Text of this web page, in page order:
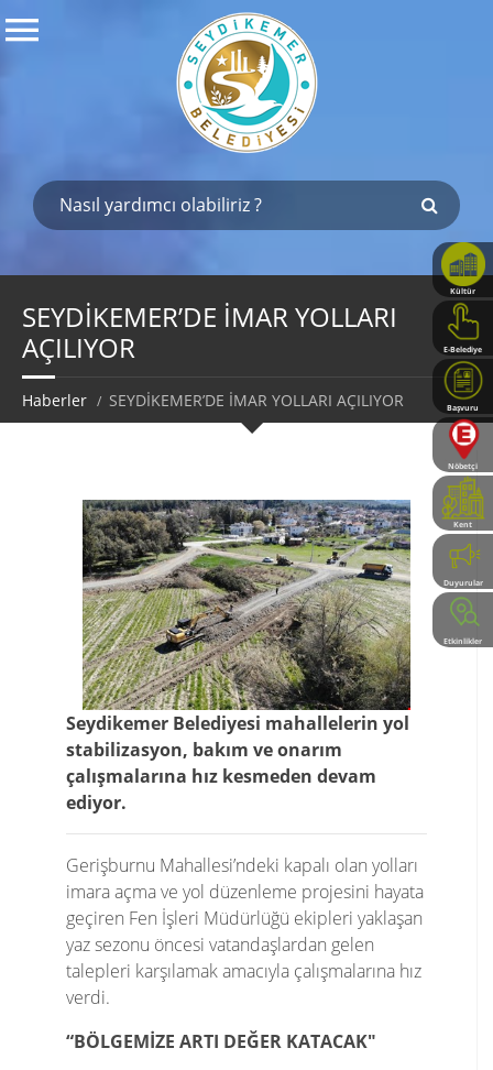
Kültür
Haritası
E-Belediye
Başvuru
Rehberi
Nöbetçi
Eczaneler
Kent
Rehberi
Duyurular
Etkinlikler
SEYDİKEMER’DE İMAR YOLLARI
AÇILIYOR
Haberler SEYDİKEMER’DE İMAR YOLLARI AÇILIYOR
Seydikemer Belediyesi mahallelerin yol
stabilizasyon, bakım ve onarım
çalışmalarına hız kesmeden devam
ediyor.
Gerişburnu Mahallesi’ndeki kapalı olan yolları
imara açma ve yol düzenleme projesini hayata
geçiren Fen İşleri Müdürlüğü ekipleri yaklaşan
yaz sezonu öncesi vatandaşlardan gelen
talepleri karşılamak amacıyla çalışmalarına hız
verdi.
“BÖLGEMİZE ARTI DEĞER KATACAK"